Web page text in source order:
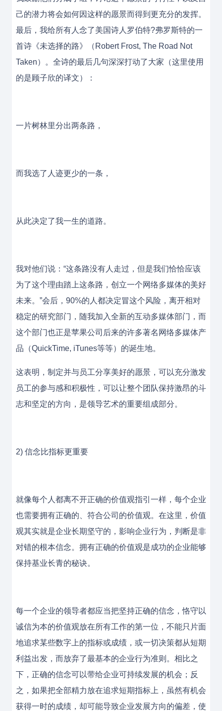
己的潜力将会如何因这样的愿景而得到更充分的发挥。
最后，我给所有人念了美国诗人罗伯特?弗罗斯特的一
首诗《未选择的路》（Robert Frost, The Road Not
Taken）。全诗的最后几句深深打动了大家（这里使用
的是顾子欣的译文）：
一片树林里分出两条路，
而我选了人迹更少的一条，
从此决定了我一生的道路。
我对他们说：“这条路没有人走过，但是我们恰恰应该
为了这个理由踏上这条路，创立一个网络多媒体的美好
未来。”会后，90%的人都决定冒这个风险，离开相对
稳定的研究部门，随我加入全新的互动多媒体部门，而
这个部门也正是苹果公司后来的许多著名网络多媒体产
品（QuickTime, iTunes等等）的诞生地。
这表明，制定并与员工分享美好的愿景，可以充分激发
员工的参与感和积极性，可以让整个团队保持激昂的斗
志和坚定的方向，是领导艺术的重要组成部分。
2) 信念比指标更重要
就像每个人都离不开正确的价值观指引一样，每个企业
也需要拥有正确的、符合公司的价值观。在这里，价值
观其实就是企业长期坚守的，影响企业行为，判断是非
对错的根本信念。拥有正确的价值观是成功的企业能够
保持基业长青的秘诀。
每一个企业的领导者都应当把坚持正确的信念，恪守以
诚信为本的价值观放在所有工作的第一位，不能只片面
地追求某些数字上的指标或成绩，或一切决策都从短期
利益出发，而放弃了最基本的企业行为准则。相比之
下，正确的信念可以带给企业可持续发展的机会；反
之，如果把全部精力放在追求短期指标上，虽然有机会
获得一时的成绩，却可能导致企业发展方向的偏差，使